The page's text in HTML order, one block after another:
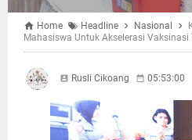
Home Headline Nasional
Mahasiswa Untuk Akselerasi Vaksinasi
Rusli Cikoang 05:53:00